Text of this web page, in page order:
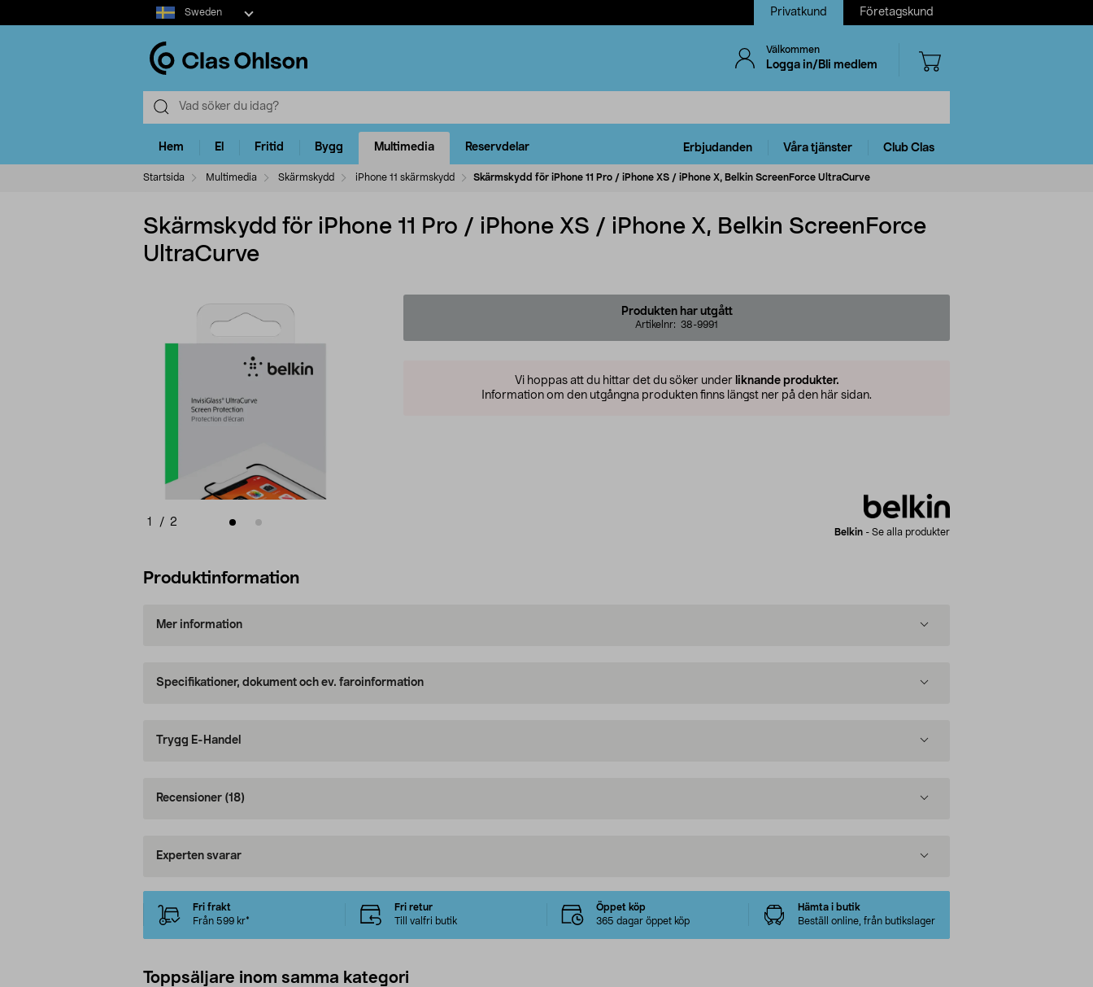
Select
market
Sweden Privatkund Företagskund
Välkommen
Logga in/Bli medlem
Hem El Fritid Bygg Multimedia Reservdelar Erbjudanden Våra tjänster Club Clas
Startsida Multimedia Skärmskydd iPhone 11 skärmskydd Skärmskydd för iPhone 11 Pro / iPhone XS / iPhone X, Belkin ScreenForce UltraCurve
Skärmskydd för iPhone 11 Pro / iPhone XS / iPhone X, Belkin ScreenForce
UltraCurve
1 / 2
Produkten har utgått
Artikelnr: 38-9991
Vi hoppas att du hittar det du söker under liknande produkter.
Information om den utgångna produkten finns längst ner på den här sidan.
Belkin - Se alla produkter
Produktinformation
Mer information
Specifikationer, dokument och ev. faroinformation
Trygg E-Handel
Recensioner (18)
Experten svarar
Fri frakt
Från 599 kr*
Fri retur
Till valfri butik
Öppet köp
365 dagar öppet köp
Hämta i butik
Beställ online, från butikslager
Toppsäljare inom samma kategori